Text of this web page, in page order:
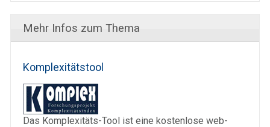
Mehr Infos zum Thema
Komplexitätstool
Das Komplexitäts-Tool ist eine kostenlose web­